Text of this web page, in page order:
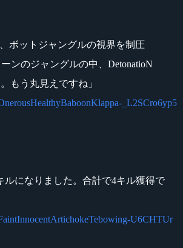
、ボットジャングルの視界を制圧
ンのジャングルの中、DetonatioN
もう丸見えですね」
_L2SCro6yp5
ルになりました。合計で4キル獲得で
U6CHTUr